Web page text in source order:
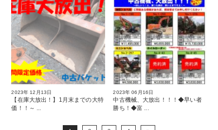
2023年 12月13日
【在庫大放出！】1月末までの大特
価！！～ ...
2023年 06月16日
中古機械、大放出！！！◆早い者
勝ち！◆富 ...